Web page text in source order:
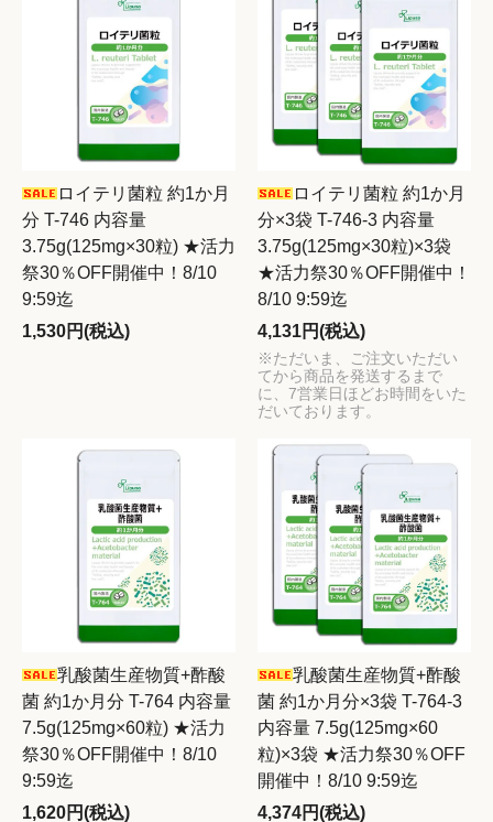
ロイテリ菌粒 約1か月
分 T-746 内容量
3.75g(125mg×30粒) ★活力
祭30％OFF開催中！8/10
9:59迄
1,530円(税込)
ロイテリ菌粒 約1か月
分×3袋 T-746-3 内容量
3.75g(125mg×30粒)×3袋
★活力祭30％OFF開催中！
8/10 9:59迄
4,131円(税込)
※ただいま、ご注文いただい
てから商品を発送するまで
に、7営業日ほどお時間をいた
だいております。
乳酸菌生産物質+酢酸
菌 約1か月分 T-764 内容量
7.5g(125mg×60粒) ★活力
祭30％OFF開催中！8/10
9:59迄
1,620円(税込)
乳酸菌生産物質+酢酸
菌 約1か月分×3袋 T-764-3
内容量 7.5g(125mg×60
粒)×3袋 ★活力祭30％OFF
開催中！8/10 9:59迄
4,374円(税込)